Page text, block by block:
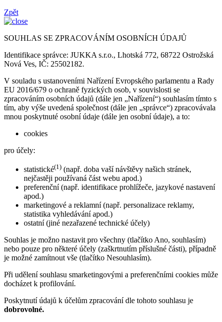
Zpět
SOUHLAS SE ZPRACOVÁNÍM OSOBNÍCH ÚDAJŮ
Identifikace správce: JUKKA s.r.o., Lhotská 772, 68722 Ostrožská
Nová Ves, IČ: 25502182.
V souladu s ustanoveními Nařízení Evropského parlamentu a Rady
EU 2016/679 o ochraně fyzických osob, v souvislosti se
zpracováním osobních údajů (dále jen „Nařízení“) souhlasím tímto s
tím, aby výše uvedená společnost (dále jen „správce“) zpracovávala
mnou poskytnuté osobní údaje (dále jen osobní údaje), a to:
cookies
pro účely:
statistické(1) (např. doba vaší návštěvy našich stránek,
nejčastěji používaná část webu apod.)
preferenční (např. identifikace prohlížeče, jazykové nastavení
apod.)
marketingové a reklamní (např. personalizace reklamy,
statistika vyhledávání apod.)
ostatní (jiné nezařazené technické účely)
Souhlas je možno nastavit pro všechny (tlačítko Ano, souhlasím)
nebo pouze pro některé účely (zaškrtnutím příslušné části), případně
je možné zamítnout vše (tlačítko Nesouhlasím).
Při udělení souhlasu smarketingovými a preferenčními cookies může
docházet k profilování.
Poskytnutí údajů k účelům zpracování dle tohoto souhlasu je
dobrovolné.